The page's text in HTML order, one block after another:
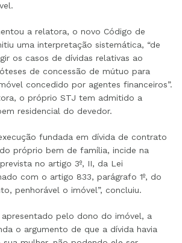
a relatora, o novo Código de
uma interpretação sistemática, “de
os casos de dívidas relativas ao
de concessão de mútuo para
concedido por agentes financeiros”.
o próprio STJ tem admitido a
residencial do devedor.
fundada em dívida de contrato
próprio bem de família, incide na
no artigo 3º, II, da Lei
com o artigo 833, parágrafo 1º, do
penhorável o imóvel”, concluiu.
pelo dono do imóvel, a
o argumento de que a dívida havia